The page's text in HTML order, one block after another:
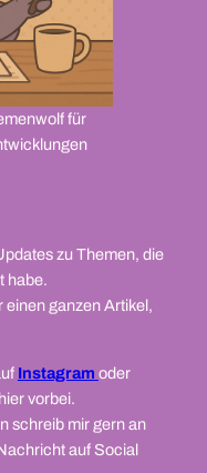
für
zu Themen, die
habe.
einen ganzen Artikel,
Instagram oder
vorbei.
schreib mir gern an
auf Social